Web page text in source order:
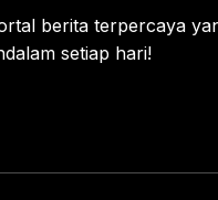
berita terpercaya
setiap hari!